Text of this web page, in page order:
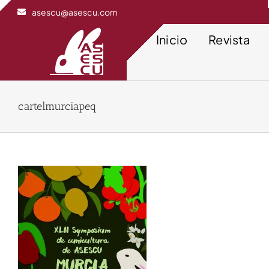
Saltar
asescu@asescu.com
Inicio Revista
cartelmurciapeq